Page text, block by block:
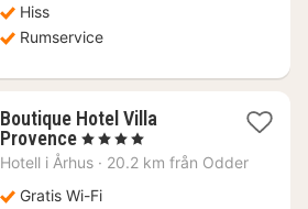
Hiss
Rumservice
Boutique Hotel Villa
Provence1
natt
1995
, 4 Stjärnor
Hotell i Århus · 20.2 km från Odder
Gratis Wi-Fi